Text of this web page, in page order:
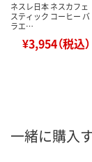
ネスレ日本 ネスカフェ
スティック コーヒー バ
ラエ…
¥3,954（税込）
一緒に購入